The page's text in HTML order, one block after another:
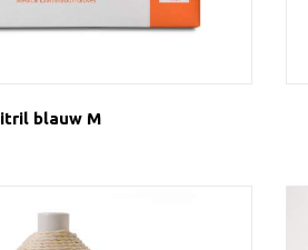
blauw M